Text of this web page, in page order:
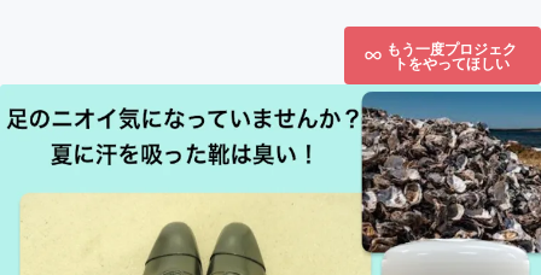
もう一度プロジェク
トをやってほしい